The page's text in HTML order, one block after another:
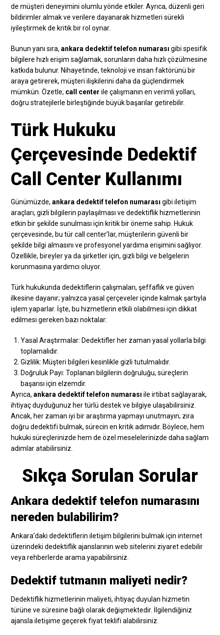
de müşteri deneyimini olumlu yönde etkiler. Ayrıca, düzenli geri
bildirimler almak ve verilere dayanarak hizmetleri sürekli
iyileştirmek de kritik bir rol oynar.
Bunun yanı sıra,ankara dedektif telefon numarası gibi spesifik
bilgilere hızlı erişim sağlamak, sorunların daha hızlı çözülmesine
katkıda bulunur. Nihayetinde, teknoloji ve insan faktörünü bir
araya getirerek, müşteri ilişkilerini daha da güçlendirmek
mümkün. Özetle, call center ile çalışmanın en verimli yolları,
doğru stratejilerle birleştiğinde büyük başarılar getirebilir.
Türk Hukuku
Çerçevesinde Dedektif
Call Center Kullanımı
Günümüzde,ankara dedektif telefon numarası gibi iletişim
araçları, gizli bilgilerin paylaşılması ve dedektiflik hizmetlerinin
etkin bir şekilde sunulması için kritik bir öneme sahip. Hukuk
çerçevesinde, bu tür call center’lar, müşterilerin güvenli bir
şekilde bilgi almasını ve profesyonel yardıma erişimini sağlıyor.
Özellikle, bireyler ya da şirketler için, gizli bilgi ve belgelerin
korunmasına yardımcı oluyor.
Türk hukukunda dedektiflerin çalışmaları, şeffaflık ve güven
ilkesine dayanır; yalnızca yasal çerçeveler içinde kalmak şartıyla
işlem yaparlar. İşte, bu hizmetlerin etkili olabilmesi için dikkat
edilmesi gereken bazı noktalar:
Yasal Araştırmalar: Dedektifler her zaman yasal yollarla bilgi
toplamalıdır.
Gizlilik: Müşteri bilgileri kesinlikle gizli tutulmalıdır.
Doğruluk Payı: Toplanan bilgilerin doğruluğu, süreçlerin
başarısı için elzemdir.
Ayrıca,ankara dedektif telefon numarası ile irtibat sağlayarak,
ihtiyaç duyduğunuz her türlü destek ve bilgiye ulaşabilirsiniz.
Ancak, her zaman iyi bir araştırma yapmayı unutmayın; zira
doğru dedektifi bulmak, sürecin en kritik adımıdır. Böylece, hem
hukuki süreçlerinizde hem de özel meselelerinizde daha sağlam
adımlar atabilirsiniz.
Sıkça Sorulan Sorular
Ankara dedektif telefon numarasını
nereden bulabilirim?
Ankara’daki dedektiflerin iletişim bilgilerini bulmak için internet
üzerindeki dedektiflik ajanslarının web sitelerini ziyaret edebilir
veya rehberlerde arama yapabilirsiniz.
Dedektif tutmanın maliyeti nedir?
Dedektiflik hizmetlerinin maliyeti, ihtiyaç duyulan hizmetin
türüne ve süresine bağlı olarak değişmektedir. İlgilendiğiniz
ajansla iletişime geçerek fiyat teklifi alabilirsiniz.